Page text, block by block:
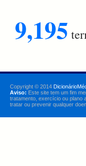
9,195
Copyright © 2014
Aviso: Este site tem um fim
tratamento, exercício ou plano
tratar ou prevenir qualquer